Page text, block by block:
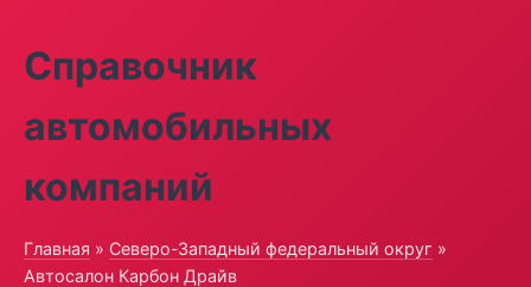
Справочник
автомобильных
компаний
Главная » Северо-Западный федеральный округ »
Автосалон Карбон Драйв